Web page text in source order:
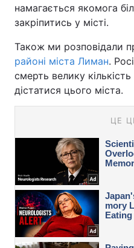
намагається якомога
закріпитись у місті.
Також ми розповідали
районі міста Лиман.
смерть велику
дістатися цього міста.